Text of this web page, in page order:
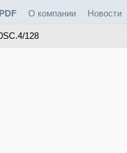
О компании Новости
128